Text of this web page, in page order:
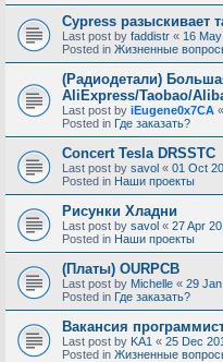
Cypress разыскивает
Last post by faddistr « 16
Posted in Жизненные
(Радиодетали)
AliExpress/Taobao/
Last post by iEugene0x7CA «
Posted in Где заказать?
Concert Tesla DRSSTC
Last post by savol « 01 Oct
Posted in Наши проекты
Рисунки Хладни
Last post by savol « 27 Apr
Posted in Наши проекты
(Платы) OURPCB
Last post by Michelle « 29
Posted in Где заказать?
Вакансия
Last post by KA1 « 25 Dec
Posted in Жизненные